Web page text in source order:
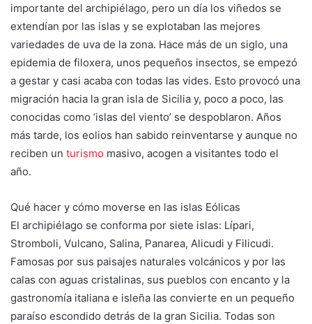
importante del archipiélago, pero un día los viñedos se
extendían por las islas y se explotaban las mejores
variedades de uva de la zona. Hace más de un siglo, una
epidemia de filoxera, unos pequeños insectos, se empezó
a gestar y casi acaba con todas las vides. Esto provocó una
migración hacia la gran isla de Sicilia y, poco a poco, las
conocidas como ‘islas del viento’ se despoblaron. Años
más tarde, los eolios han sabido reinventarse y aunque no
reciben un turismo masivo, acogen a visitantes todo el
año.
Qué hacer y cómo moverse en las islas Eólicas
El archipiélago se conforma por siete islas: Lípari,
Stromboli, Vulcano, Salina, Panarea, Alicudi y Filicudi.
Famosas por sus paisajes naturales volcánicos y por las
calas con aguas cristalinas, sus pueblos con encanto y la
gastronomía italiana e isleña las convierte en un pequeño
paraíso escondido detrás de la gran Sicilia. Todas son